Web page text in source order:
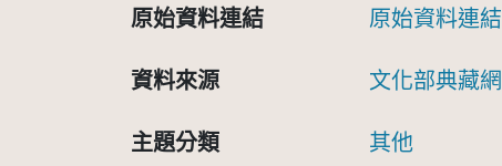
原始資料連結 原始資料連結
資料來源 文化部典藏網
主題分類 其他